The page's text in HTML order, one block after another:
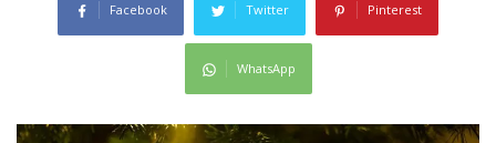
Facebook Twitter Pinterest
WhatsApp